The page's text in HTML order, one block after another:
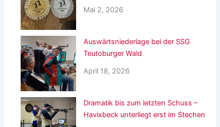
Mai 2, 2026
Auswärtsniederlage bei der SSG
Teutoburger Wald
April 18, 2026
Dramatik bis zum letzten Schuss –
Havixbeck unterliegt erst im Stechen